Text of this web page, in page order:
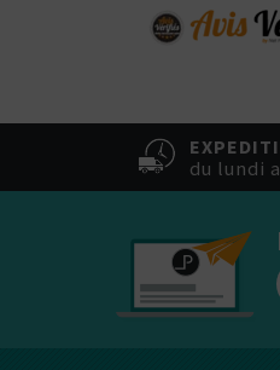
du lundi